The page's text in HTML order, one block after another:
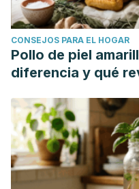
nutrition,103(2), 266-
https://doi.org/10.1017/
06/03/2020.
Zhang, X., McGeoch, S.
Johnstone, A. M.,
enriched diet reduces
circulating cell‐derived
2 diabetes.Molecular
1322-1332. Available at:
https://doi.org/10.1002/
CONSEJOS PARA EL HOGAR
Pollo de piel
diferencia y qué